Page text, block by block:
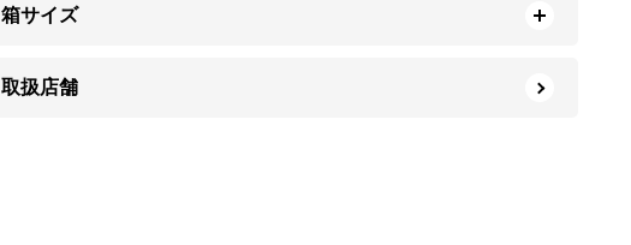
箱サイズ
取扱店舗